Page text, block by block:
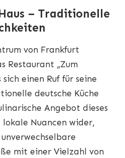
– Traditionelle
von Frankfurt
Restaurant „Zum
einen Ruf für seine
deutsche Küche
Angebot dieses
Nuancen wider,
mit einer Vielzahl von